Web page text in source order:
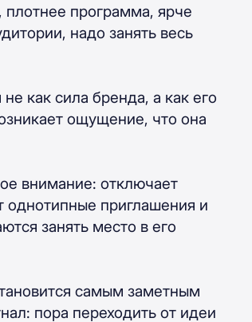
плотнее программа, ярче
надо занять весь
как сила бренда, а как его
ощущение, что она
внимание: отключает
однотипные приглашения и
занять место в его
самым заметным
пора переходить от идеи